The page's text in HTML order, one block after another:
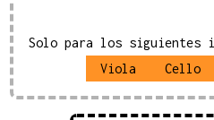
Solo para los siguientes
Viola
Cello